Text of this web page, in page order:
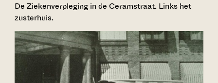
De Ziekenverpleging in de Ceramstraat. Links het
zusterhuis.